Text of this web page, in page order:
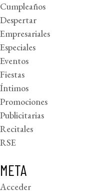
Cumpleaños
Despertar
Empresariales
Especiales
Eventos
Fiestas
Íntimos
Promociones
Publicitarias
Recitales
RSE
META
Acceder